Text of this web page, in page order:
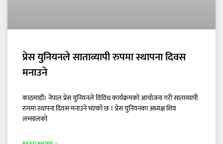
प्रेस युनियनले साताव्यापी रुपमा स्थापना दिवस
मनाउने
काठमाडौं। नेपाल प्रेस युनियनले विविध कार्यक्रमको आयोजना गरी साताव्यापी
रुपमा स्थापना दिवस मनाउने भएको छ । प्रेस युनियनका अध्यक्ष शिव
लम्सालको